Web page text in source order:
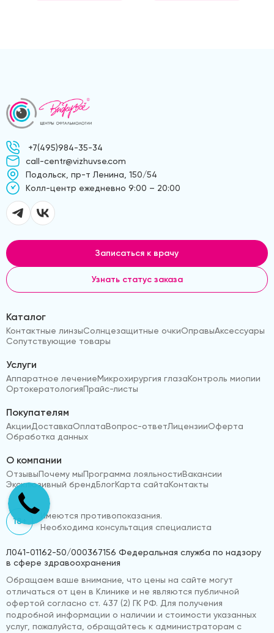
+7(495)984-35-34
call-centr@vizhuvse.com
Подольск, пр-т Ленина, 150/54
Kолл-центр ежедневно 9:00 – 20:00
Записаться к врачу
Узнать статус заказа
Каталог
Контактные линзыСолнцезащитные очкиОправыАксессуары
Сопутствующие товары
Услуги
Аппаратное лечениеМикрохирургия глазаКонтроль миопии
ОртокератологияПрайс-листы
Покупателям
АкцииДоставкаОплатаВопрос-ответЛицензииОферта
Обработка данных
О компании
ОтзывыПочему мыПрограмма лояльностиВакансии
Эксклюзивный брендБлогКарта сайтаКонтакты
18+
Имеются противопоказания.
Необходима консультация специалиста
Л041-01162-50/000367156 Федеральная служба по надзору
в сфере здравоохранения
Обращаем ваше внимание, что цены на сайте могут
отличаться от цен в Клинике и не являются публичной
офертой согласно ст. 437 (2) ГК РФ. Для получения
подробной информации о наличии и стоимости указанных
услуг, пожалуйста, обращайтесь к администраторам с